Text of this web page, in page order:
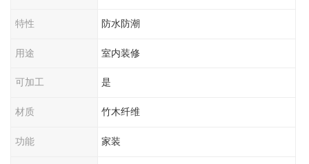
特性 防水防潮
用途 室内装修
可加工 是
材质 竹木纤维
功能 家装